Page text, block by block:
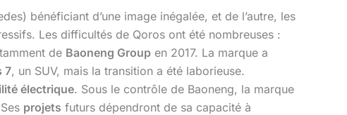
bénéficiant d’une image inégalée, et de l’autre, les
Les difficultés de Qoros ont été nombreuses :
de Baoneng Group en 2017. La marque a
7, un SUV, mais la transition a été laborieuse.
électrique. Sous le contrôle de Baoneng, la marque
projets futurs dépendront de sa capacité à